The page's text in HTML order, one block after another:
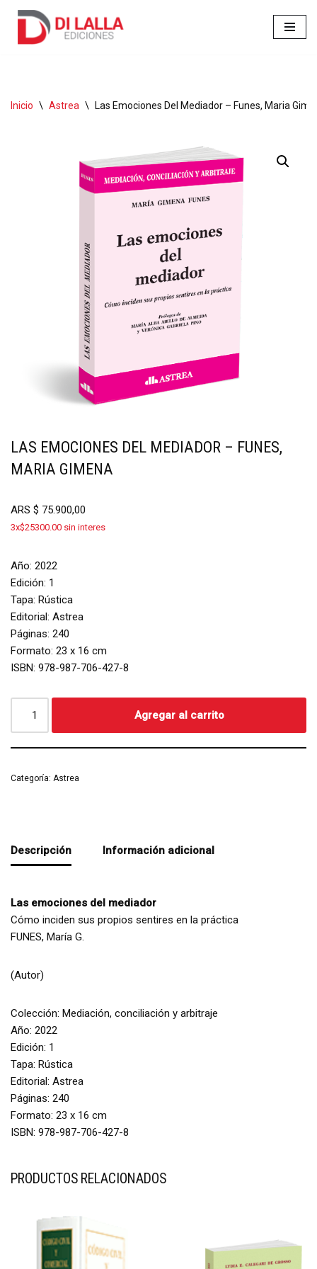
Inicio \ Astrea \ Las Emociones Del Mediador – Funes, Maria
LAS EMOCIONES DEL MEDIADOR – FUNES,
MARIA GIMENA
ARS $ 75.900,00
3x$25300.00 sin interes
Año: 2022
Edición: 1
Tapa: Rústica
Editorial: Astrea
Páginas: 240
Formato: 23 x 16 cm
ISBN: 978-987-706-427-8
Agregar al carrito
Categoría: Astrea
Descripción Información adicional
Las emociones del mediador
Cómo inciden sus propios sentires en la práctica
FUNES, María G.
(Autor)
Colección: Mediación, conciliación y arbitraje
Año: 2022
Edición: 1
Tapa: Rústica
Editorial: Astrea
Páginas: 240
Formato: 23 x 16 cm
ISBN: 978-987-706-427-8
PRODUCTOS RELACIONADOS